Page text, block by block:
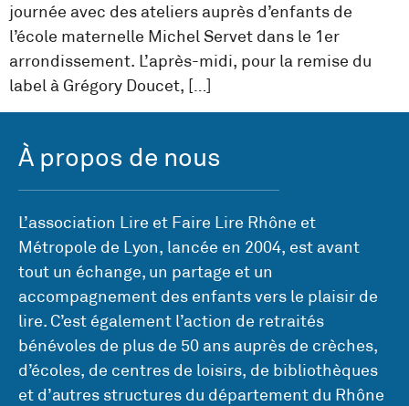
journée avec des ateliers auprès d’enfants de
l’école maternelle Michel Servet dans le 1er
arrondissement. L’après-midi, pour la remise du
label à Grégory Doucet, […]
À propos de nous
L’association Lire et Faire Lire Rhône et
Métropole de Lyon, lancée en 2004, est avant
tout un échange, un partage et un
accompagnement des enfants vers le plaisir de
lire. C’est également l’action de retraités
bénévoles de plus de 50 ans auprès de crèches,
d’écoles, de centres de loisirs, de bibliothèques
et d’autres structures du département du Rhône